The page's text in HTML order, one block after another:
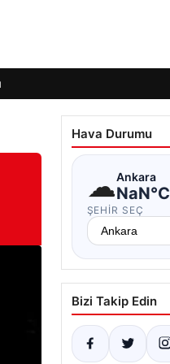
Hava Durumu
☁Ankara
NaN°C
ŞEHIR SEÇ
Bizi Takip Edin